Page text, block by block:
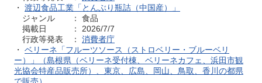
・ 渡辺食品工業「とんぶり瓶詰（中国産）」
ジャンル ： 食品
掲載日 ： 2026/7/7
行政等発表 ： 消費者庁
・ ベリーネ「フルーツソース（ストロベリー・ブルーベリ
ー）」（島根県（ベリーネ受付棟、ベリーネカフェ、浜田市観
光協会特産品販売所）、東京、広島、岡山、鳥取、香川の都県